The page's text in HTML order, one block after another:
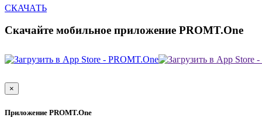
СКАЧАТЬ
Скачайте мобильное приложение PROMT.One
×
Приложение PROMT.One